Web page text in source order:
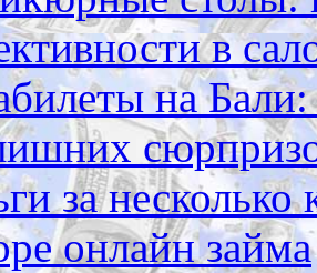
в
на Бали:
за
онлайн займа